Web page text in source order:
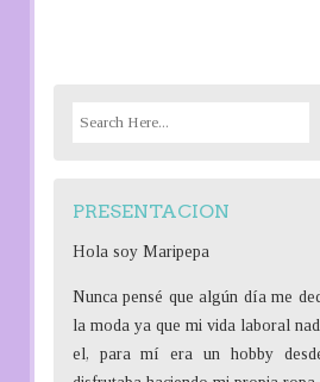
c
h
o
r
:
PRESENTACION
Hola soy Maripepa
Nunca pensé que algún día me
la moda ya que mi vida laboral
el, para mí era un hobby